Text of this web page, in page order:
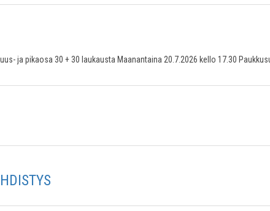
ja pikaosa 30 + 30 laukausta Maanantaina 20.7.2026 kello 17.30